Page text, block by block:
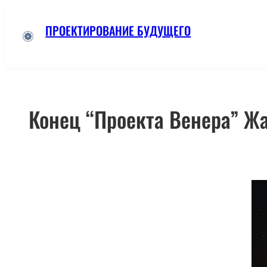
ПРОЕКТИРОВАНИЕ БУДУЩЕГО
Конец “Проекта Венера”